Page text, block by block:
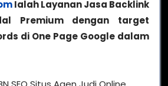
Ialah Layanan Jasa Backlink
Premium dengan target
di One Page Google dalam